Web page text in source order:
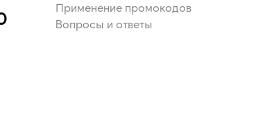
Применение промокодов
Вопросы и ответы